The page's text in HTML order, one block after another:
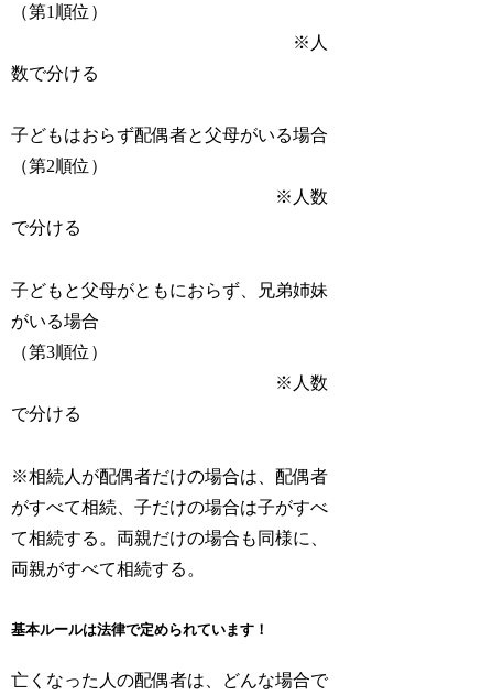
（第1順位）
※人
数で分ける
子どもはおらず配偶者と父母がいる場合
（第2順位）
※人数
で分ける
子どもと父母がともにおらず、兄弟姉妹
がいる場合
（第3順位）
※人数
で分ける
※相続人が配偶者だけの場合は、配偶者
がすべて相続、子だけの場合は子がすべ
て相続する。両親だけの場合も同様に、
両親がすべて相続する。
基本ルールは法律で定められています！
亡くなった人の配偶者は、どんな場合で